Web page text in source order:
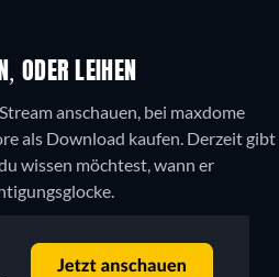
ODER LEIHEN
anschauen, bei maxdome
als Download kaufen. Derzeit gibt
wissen möchtest, wann er